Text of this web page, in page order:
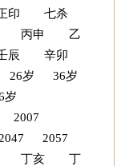
七杀
丙申 乙
辛卯
26岁 36岁
2007
2057
丁亥 丁